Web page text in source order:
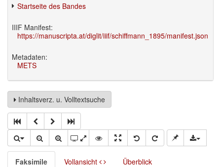
Startseite des Bandes
IIIF Manifest:
https://manuscripta.at/diglit/iiif/schiffmann_1895/manifest.json
Metadaten:
METS
Inhaltsverz. u. Volltextsuche
Faksimile Vollansicht Überblick